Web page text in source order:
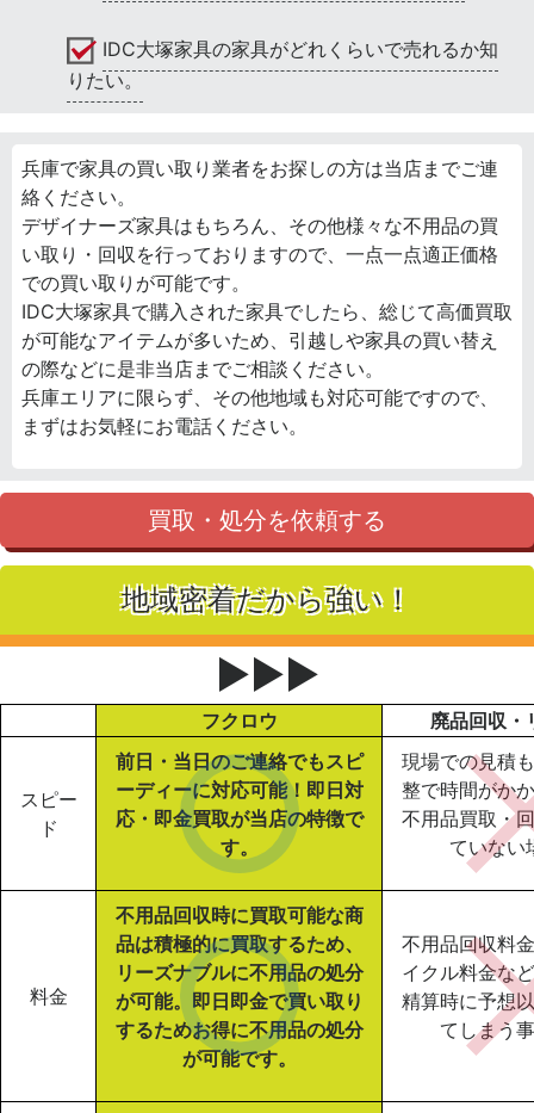
IDC大塚家具の家具がどれくらいで売れるか知
りたい。
兵庫で家具の買い取り業者をお探しの方は当店までご連
絡ください。
デザイナーズ家具はもちろん、その他様々な不用品の買
い取り・回収を行っておりますので、一点一点適正価格
での買い取りが可能です。
IDC大塚家具で購入された家具でしたら、総じて高価買取
が可能なアイテムが多いため、引越しや家具の買い替え
の際などに是非当店までご相談ください。
兵庫エリアに限らず、その他地域も対応可能ですので、
まずはお気軽にお電話ください。
買取・処分を依頼する
地域密着だから強い！
▶▶▶
フクロウ 廃品回収・
スピー
ド
前日・当日のご連絡でもスピ
ーディーに対応可能！即日対
応・即金買取が当店の特徴で
す。
現場での見積
整で時間がか
不用品買取・
ていない
料金
不用品回収時に買取可能な商
品は積極的に買取するため、
リーズナブルに不用品の処分
が可能。即日即金で買い取り
するためお得に不用品の処分
が可能です。
不用品回収料
イクル料金な
精算時に予想
てしまう